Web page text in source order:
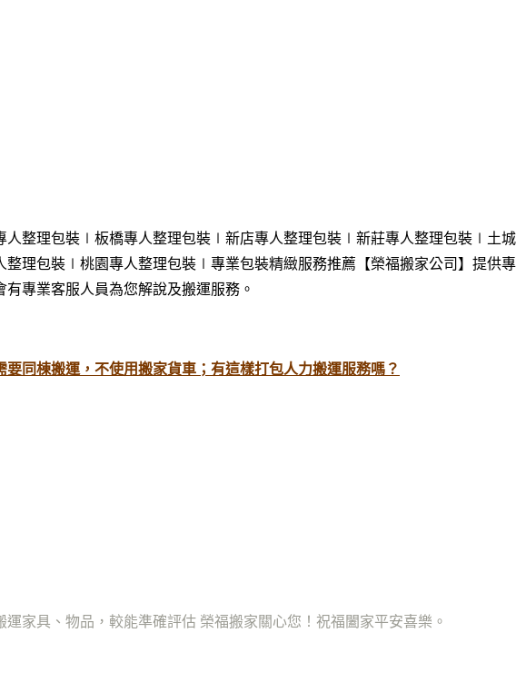
整理包裝∣板橋專人整理包裝 ∣新店專人整理包裝 ∣新莊專人整理包裝 ∣土城
整理包裝 ∣桃園專人整理包裝∣專業包裝精緻服務推薦【榮福搬家公司】提供專
專業客服人員為您解說及搬運服務。
要同棟搬運，不使用搬家貨車；有這樣打包人力搬運服務嗎？
家具、物品，較能準確評估 榮福搬家關心您！祝福闔家平安喜樂。